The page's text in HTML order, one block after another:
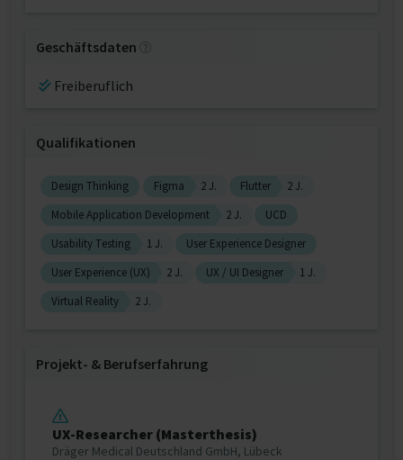
Geschäftsdaten
Freiberuflich
Qualifikationen
Design Thinking Figma 2 J. Flutter
2 J.
Mobile Application Development
2 J.
UCD
Usability Testing
1 J.
User Experience Designer
User Experience (UX)
2 J. UX / UI Designer
1 J.
Virtual Reality
2 J.
Projekt‐ & Berufserfahrung
UX-Researcher (Masterthesis)
Dräger Medical Deutschland GmbH, Lübeck